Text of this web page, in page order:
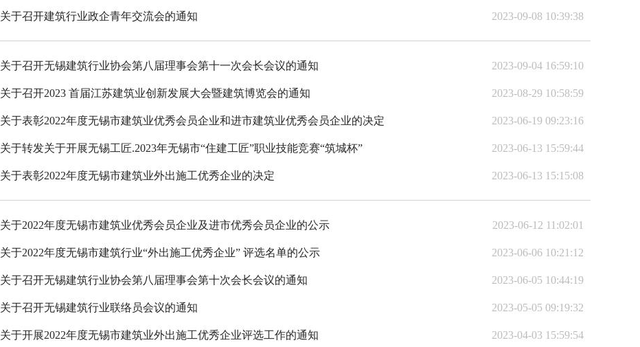
关于召开建筑行业政企青年交流会的通知 2023-09-08 10:39:38
关于召开无锡建筑行业协会第八届理事会第十一次会长会议的通知 2023-09-04 16:59:10
关于召开2023 首届江苏建筑业创新发展大会暨建筑博览会的通知 2023-08-29 10:58:59
关于表彰2022年度无锡市建筑业优秀会员企业和进市建筑业优秀会员企业的决定 2023-06-19 09:23:16
关于转发关于开展无锡工匠.2023年无锡市“住建工匠”职业技能竞赛“筑城杯” 2023-06-13 15:59:44
关于表彰2022年度无锡市建筑业外出施工优秀企业的决定 2023-06-13 15:15:08
关于2022年度无锡市建筑业优秀会员企业及进市优秀会员企业的公示 2023-06-12 11:02:01
关于2022年度无锡市建筑行业“外出施工优秀企业” 评选名单的公示 2023-06-06 10:21:12
关于召开无锡建筑行业协会第八届理事会第十次会长会议的通知 2023-06-05 10:44:19
关于召开无锡建筑行业联络员会议的通知 2023-05-05 09:19:32
关于开展2022年度无锡市建筑业外出施工优秀企业评选工作的通知 2023-04-03 15:59:54